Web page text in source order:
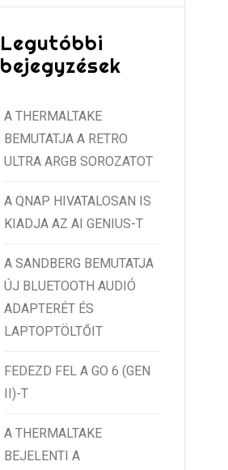
Legutóbbi
bejegyzések
A THERMALTAKE
BEMUTATJA A RETRO
ULTRA ARGB SOROZATOT
A QNAP HIVATALOSAN IS
KIADJA AZ AI GENIUS-T
A SANDBERG BEMUTATJA
ÚJ BLUETOOTH AUDIÓ
ADAPTERÉT ÉS
LAPTOPTÖLTŐIT
FEDEZD FEL A GO 6 (GEN
II)-T
A THERMALTAKE
BEJELENTI A